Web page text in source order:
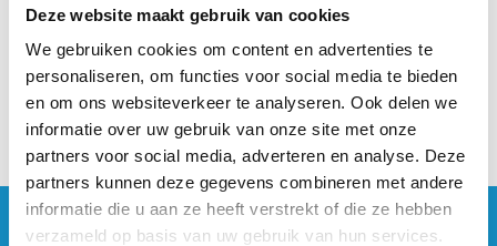
Deze website maakt gebruik van cookies
We gebruiken cookies om content en advertenties te
personaliseren, om functies voor social media te bieden
en om ons websiteverkeer te analyseren. Ook delen we
informatie over uw gebruik van onze site met onze
partners voor social media, adverteren en analyse. Deze
partners kunnen deze gegevens combineren met andere
informatie die u aan ze heeft verstrekt of die ze hebben
verzameld op basis van uw gebruik van hun services.
Blijf op de hoogte en schrijf je in voor onze